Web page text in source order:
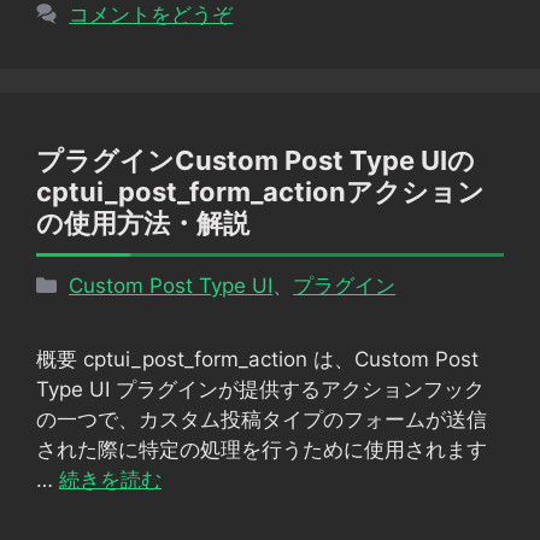
コメントをどうぞ
プラグインCustom Post Type UIの
cptui_post_form_actionアクション
の使用方法・解説
カ
リ
ー
Custom Post Type UI プラグイン
概要 cptui_post_form_action は、Custom Post
Type UI プラグインが提供するアクションフック
の一つで、カスタム投稿タイプのフォームが送信
された際に特定の処理を行うために使用されます
… 続きを読む